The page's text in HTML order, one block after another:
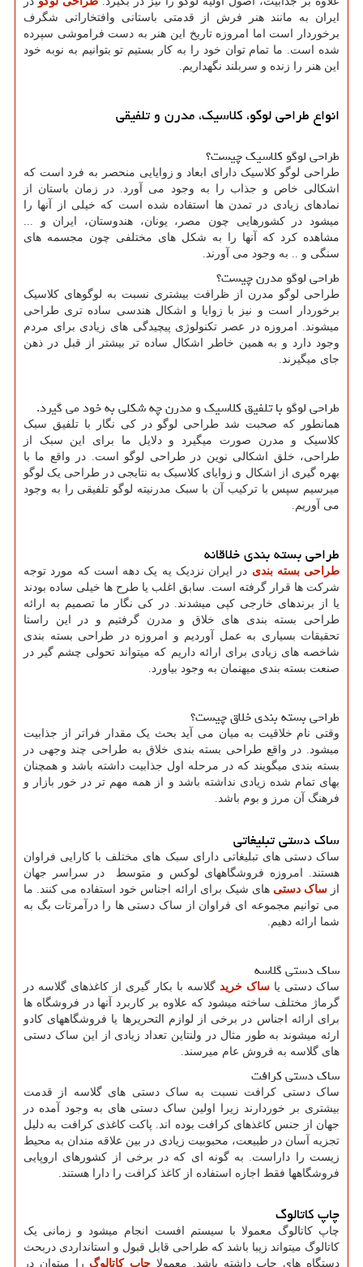
ایران به مانند هنر فرش از قدمتی باستانی وافتخاراتی شگرف
برخوردار است اما امروزه تاریخ این هنر به دست فراموشی سپرده
شده است. ما تمام توان خود را به کار بستیم تو بتوانیم به نوبه خود
این هنر را زنده و سربلند نگهداریم.
انواع طراحی لوگو، کلاسیک، مدرن و تلفیقی
طراحی لوگو کلاسیک چیست؟
طراحی لوگو کلاسیک دارای ابعاد و زوایایی منحصر به فرد است که
اشکالی خاص و جذاب را به وجود می آورد. در زمان باستان از
نمادهای زیادی در تمدن ها استفاده شده است که خیلی از آنها را
میشود در کشورهایی چون مصر، یونان، هندوستان، ایران و ...
مشاهده کرد که آنها را به شکل های مختلفی چون مجسمه های
سنگی و .. به وجود می آورند.
طراحی لوگو مدرن چیست؟
طراحی لوگو مدرن از ظرافت بیشتری نسبت به لوگوهای کلاسیک
برخوردار است و نیز با زوایا و اشکال هندسی ساده تری طراحی
میشوند. امروزه در عصر تکنولوژی پیچیدگی های زیادی برای مردم
وجود دارد و به همین خاطر اشکال ساده تر بیشتر از قبل در ذهن
جای میگیرند.
طراحی لوگو با تلفیق کلاسیک و مدرن چه شکلی به خود می گیرد.
همانطور که صحبت شد طراحی لوگو در کی نگار با تلفیق سبک
کلاسیک و مدرن صورت میگیرد و دلایل ما برای این سبک از
طراحی، خلق اشکالی نوین در طراحی لوگو است. در واقع ما با
بهره گیری از اشکال و زوایای کلاسیک به نتایجی در طراحی یک لوگو
میرسیم سپس با ترکیب آن با سبک مدرنیته لوگو تلفیقی را به وجود
می آوریم.
طراحی بسته بندی خلاقانه
طراحی بسته بندی در ایران نزدیک یه یک دهه است که مورد توجه
شرکت ها قرار گرفته است. سابق اغلب یا طرح ها خیلی ساده بودند
یا از برندهای خارجی کپی میشدند. در کی نگار ما تصمیم به ارائه
طراحی بسته بندی های خلاق و مدرن گرفتیم و در این راستا
تحقیقات بسیاری به عمل آوردیم و امروزه در طراحی بسته بندی
شاخصه های زیادی برای ارائه داریم که میتواند تحولی چشم گیر در
صنعت بسته بندی میهنمان به وجود بیاورد.
طراحی بسته بندی خلاق چیست؟
وقتی نام خلاقیت به میان می آید بحث یک مقدار فراتر از جذابیت
میشود. در واقع طراحی بسته بندی خلاق به طراحی چند وجهی در
بسته بندی میگویند که در مرحله اول جذابیت داشته باشد و همچنان
بهای تمام شده زیادی نداشته باشد و از همه مهم تر در خور بازار و
فرهنگ آن مرز و بوم باشد.
ساک دستی تبلیغاتی
ساک دستی های تبلیغاتی دارای سبک های مختلف با کارایی فراوان
هستند. امروزه فروشگاههای لوکس و متوسط در سراسر جهان
ازساک دستی های شیک برای ارائه اجناس خود استفاده می کنند. ما
می توانیم مجموعه ای فراوان از ساک دستی ها را درآمرتات بگ به
شما ارائه دهیم.
ساک دستی گلاسه
ساک دستی یا ساک خرید گلاسه با بکار گیری از کاغذهای گلاسه در
گرماژ مختلف ساخته میشود که علاوه بر کاربرد آنها در فروشگاه ها
برای ارائه اجناس در برخی از لوازم التحریرها یا فروشگاههای کادو
ارئه میشوند به طور مثال در ولنتاین تعداد زیادی از این ساک دستی
های گلاسه به فروش عام میرسند.
ساک دستی کرافت
ساک دستی کرافت نسبت به ساک دستی های گلاسه از قدمت
بیشتری بر خوردارند زیرا اولین ساک دستی های به وجود آمده در
جهان از جنس کاغذهای کرافت بوده اند. پاکت کاغذی کرافت به دلیل
تجزیه آسان در طبیعت، محبوبیت زیادی در بین علاقه مندان به محیط
زیست را داراست. به گونه ای که در برخی از کشورهای اروپایی
فروشگاهها فقط اجازه استفاده از کاغذ کرافت را دارا هستند.
چاپ کاتالوگ
چاپ کاتالوگ معمولا با سیستم افست انجام میشود و زمانی یک
کاتالوگ میتواند زیبا باشد که طراحی قابل قبول و استانداردی دربحث
دستگاه های چاپ داشته باشد. معمولا چاپ کاتالوگ را میتوان در